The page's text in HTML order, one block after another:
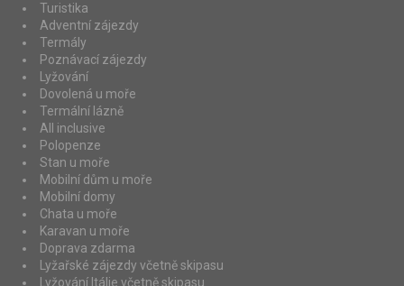
Turistika
Adventní zájezdy
Termály
Poznávací zájezdy
Lyžování
Dovolená u moře
Termální lázně
All inclusive
Polopenze
Stan u moře
Mobilní dům u moře
Mobilní domy
Chata u moře
Karavan u moře
Doprava zdarma
Lyžařské zájezdy včetně skipasu
Lyžování Itálie včetně skipasu